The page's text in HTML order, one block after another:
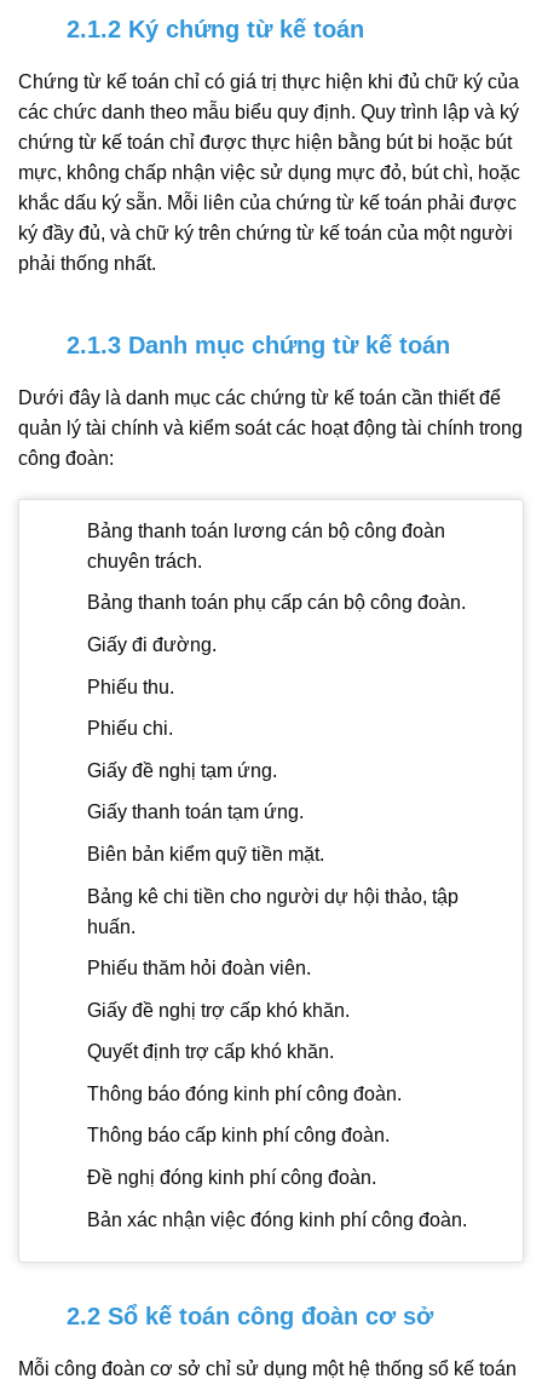
2.1.2 Ký chứng từ kế toán
Chứng từ kế toán chỉ có giá trị thực hiện khi đủ chữ ký của
các chức danh theo mẫu biểu quy định. Quy trình lập và ký
chứng từ kế toán chỉ được thực hiện bằng bút bi hoặc bút
mực, không chấp nhận việc sử dụng mực đỏ, bút chì, hoặc
khắc dấu ký sẵn. Mỗi liên của chứng từ kế toán phải được
ký đầy đủ, và chữ ký trên chứng từ kế toán của một người
phải thống nhất.
2.1.3 Danh mục chứng từ kế toán
Dưới đây là danh mục các chứng từ kế toán cần thiết để
quản lý tài chính và kiểm soát các hoạt động tài chính trong
công đoàn:
Bảng thanh toán lương cán bộ công đoàn
chuyên trách.
Bảng thanh toán phụ cấp cán bộ công đoàn.
Giấy đi đường.
Phiếu thu.
Phiếu chi.
Giấy đề nghị tạm ứng.
Giấy thanh toán tạm ứng.
Biên bản kiểm quỹ tiền mặt.
Bảng kê chi tiền cho người dự hội thảo, tập
huấn.
Phiếu thăm hỏi đoàn viên.
Giấy đề nghị trợ cấp khó khăn.
Quyết định trợ cấp khó khăn.
Thông báo đóng kinh phí công đoàn.
Thông báo cấp kinh phí công đoàn.
Đề nghị đóng kinh phí công đoàn.
Bản xác nhận việc đóng kinh phí công đoàn.
2.2 Sổ kế toán công đoàn cơ sở
Mỗi công đoàn cơ sở chỉ sử dụng một hệ thống sổ kế toán